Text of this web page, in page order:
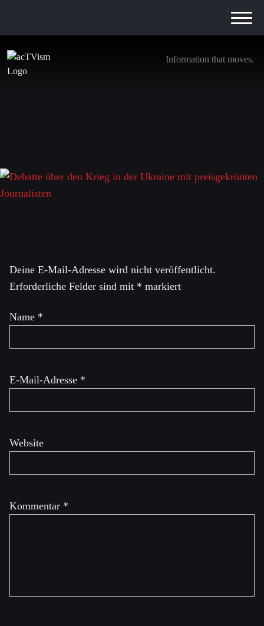
Information that moves.
Debatte über den Krieg in der Ukraine mit
Deine E-Mail-Adresse wird nicht veröffentlicht.
Erforderliche Felder sind mit * markiert
Kommentar *
Name *
E-Mail-Adresse *
Website